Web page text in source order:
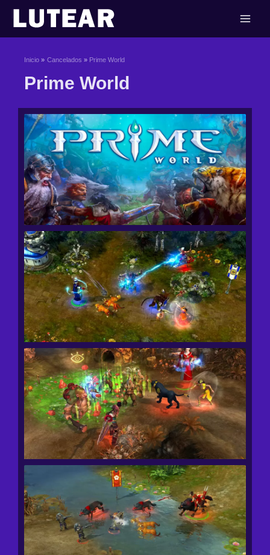
contenido
Inicio Cancelados Prime World
Prime World